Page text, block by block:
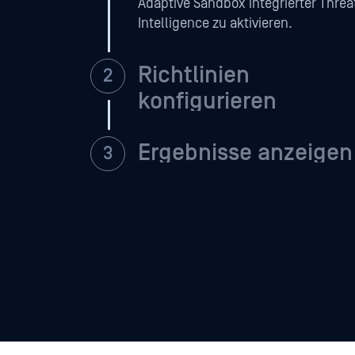
Adaptive Sandbox integrierter
Intelligence zu aktivieren.
Richtlinien
konfigurieren
Ergebnisse anzeigen